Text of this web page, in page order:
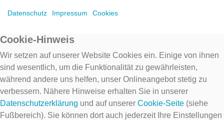
Datenschutz Impressum Cookies
Cookie-Hinweis
Wir setzen auf unserer Website Cookies ein. Einige von ihnen
sind wesentlich, um die Funktionalität zu gewährleisten,
während andere uns helfen, unser Onlineangebot stetig zu
verbessern. Nähere Hinweise erhalten Sie in unserer
Datenschutzerklärung und auf unserer Cookie-Seite (siehe
Fußbereich). Sie können dort auch jederzeit Ihre Einstellungen